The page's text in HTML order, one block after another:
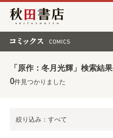
秋田書店
「原作：冬月光輝」検索結果
0件見つかりました
絞り込み：すべて